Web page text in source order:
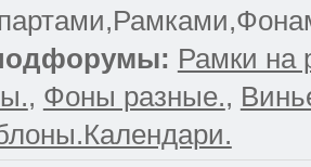
Рамки на
, Фоны разные.,